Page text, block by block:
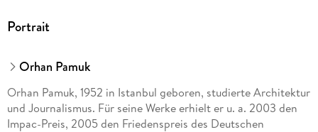
Portrait
Orhan Pamuk
Orhan Pamuk, 1952 in Istanbul geboren, studierte Architektur
und Journalismus. Für seine Werke erhielt er u. a. 2003 den
Impac-Preis, 2005 den Friedenspreis des Deutschen